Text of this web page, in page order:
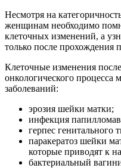
Несмотря на
женщинам необходимо
клеточных изменений, а
только после прохождения
Клеточные изменения
онкологического процесса
заболеваний:
эрозия шейки матки;
инфекция
герпес генитального
паракератоз шейки
которые приводят к
бактериальный